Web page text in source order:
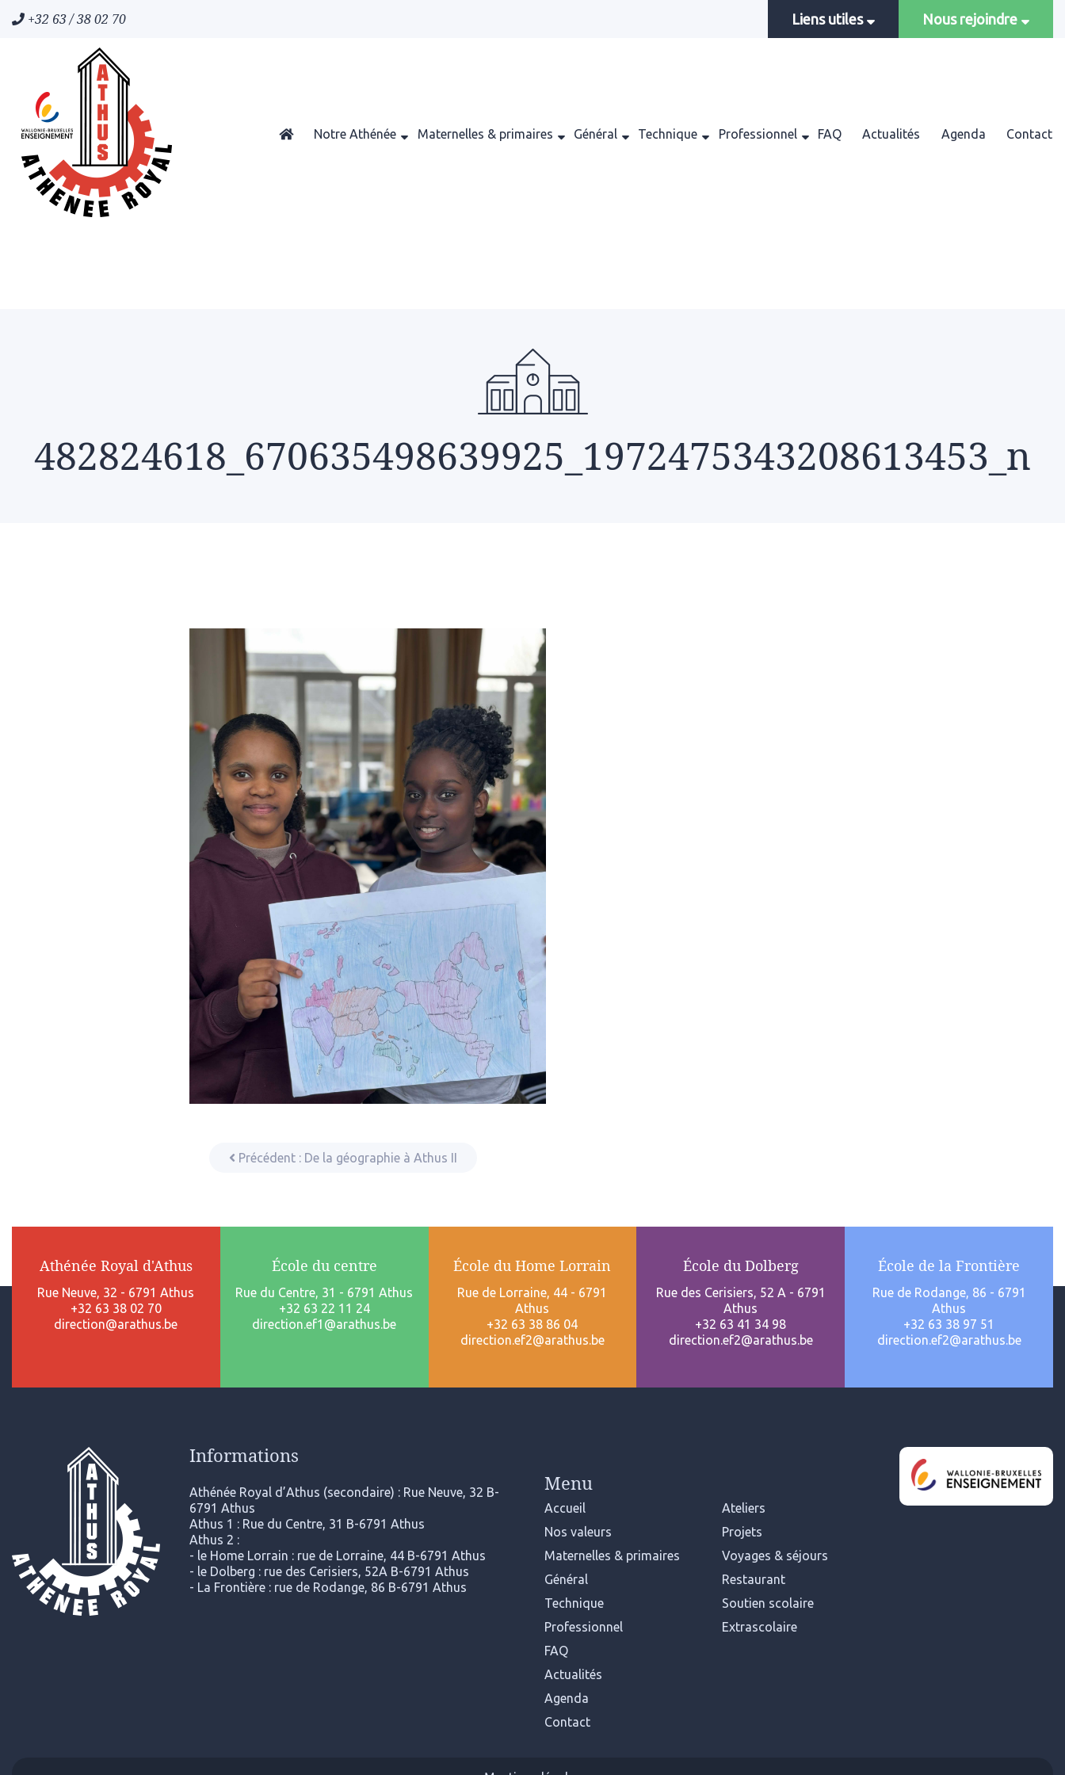
+32 63 / 38 02 70 Liens utiles Nous rejoindre
Notre Athénée Maternelles & primaires Général Technique Professionnel FAQ Actualités Agenda Contact
482824618_670635498639925_1972475343208613453_n
Précédent : De la géographie à Athus II
Athénée Royal d'Athus
Rue Neuve, 32 - 6791 Athus
+32 63 38 02 70
direction@arathus.be
École du centre
Rue du Centre, 31 - 6791 Athus
+32 63 22 11 24
direction.ef1@arathus.be
École du Home Lorrain
Rue de Lorraine, 44 - 6791
Athus
+32 63 38 86 04
direction.ef2@arathus.be
École du Dolberg
Rue des Cerisiers, 52 A - 6791
Athus
+32 63 41 34 98
direction.ef2@arathus.be
École de la Frontière
Rue de Rodange, 86 - 6791
Athus
+32 63 38 97 51
direction.ef2@arathus.be
Informations
Athénée Royal d’Athus (secondaire) : Rue Neuve, 32 B-
6791 Athus
Athus 1 : Rue du Centre, 31 B-6791 Athus
Athus 2 :
- le Home Lorrain : rue de Lorraine, 44 B-6791 Athus
- le Dolberg : rue des Cerisiers, 52A B-6791 Athus
- La Frontière : rue de Rodange, 86 B-6791 Athus
Menu
Accueil
Nos valeurs
Maternelles & primaires
Général
Technique
Professionnel
FAQ
Actualités
Agenda
Contact
Ateliers
Projets
Voyages & séjours
Restaurant
Soutien scolaire
Extrascolaire